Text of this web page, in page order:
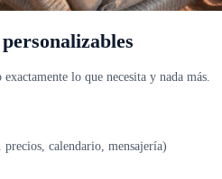
lo que necesita y nada más.
calendario, mensajería)